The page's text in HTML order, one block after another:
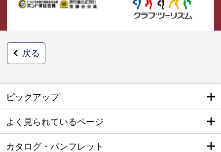
戻る
ピックアップ
よく見られているページ
カタログ・パンフレット